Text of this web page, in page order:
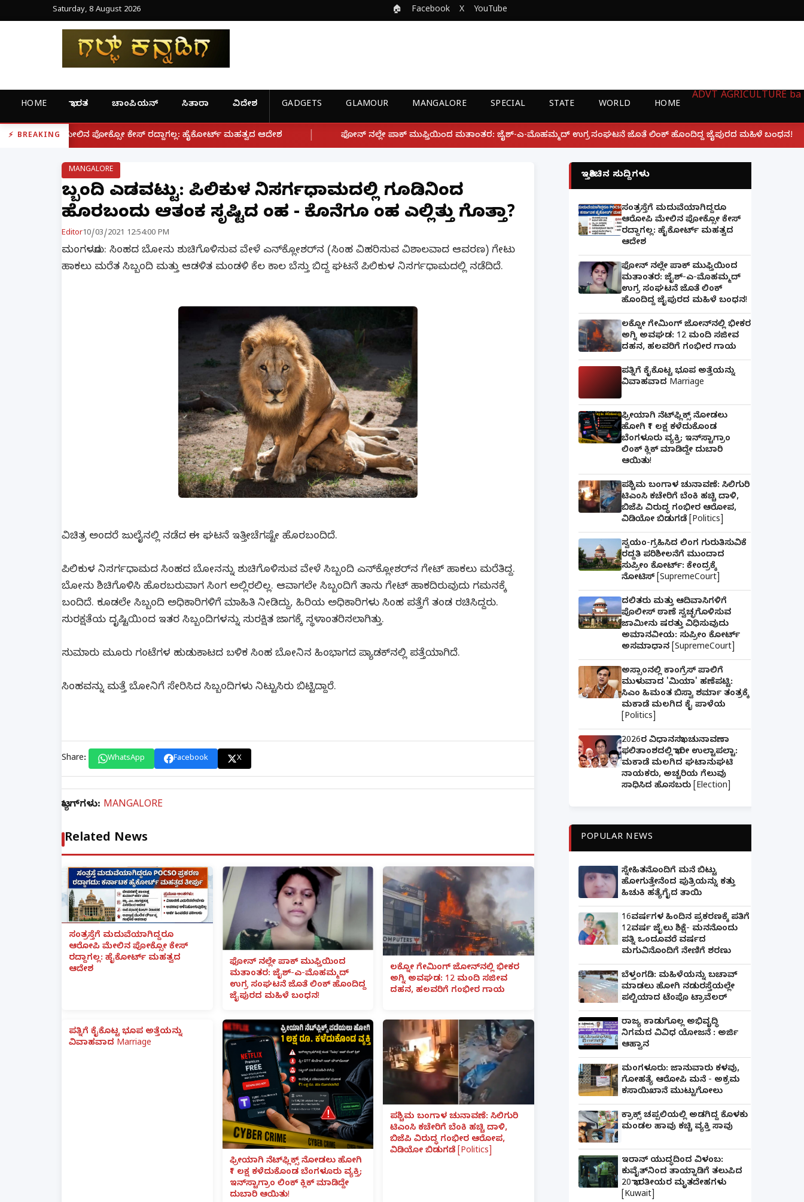
Saturday, 8 August 2026 🏠 Facebook X YouTube
HOME ಭಾರತ ಚಾಂಪಿಯನ್ ಸಿತಾರಾ ವಿದೇಶ GADGETS GLAMOUR MANGALORE SPECIAL STATE WORLD HOME
ADVT AGRICULTURE ba
BREAKING
ಕೇಸ್ ರದ್ದಾಗಲ್ಲ: ಹೈಕೋರ್ಟ್ ಮಹತ್ವದ ಆದೇಶ | ಫೋನ್ ನಲ್ಲೇ ಪಾಕ್ ಮುಫ್ತಿಯಿಂದ ಮತಾಂತರ: ಜೈಶ್-ಎ-ಮೊಹಮ್ಮದ್ ಉಗ್ರ ಸಂಘಟನೆ ಜೊತೆ ಲಿಂಕ್ ಹೊಂದಿದ್ದ ಜೈಪುರದ ಮಹಿಳೆ ಬಂಧನ! | ಲಕ್ನೋ
MANGALORE
ಸಿಬ್ಬಂದಿ ಎಡವಟ್ಟು: ಪಿಲಿಕುಳ ನಿಸರ್ಗಧಾಮದಲ್ಲಿ ಗೂಡಿನಿಂದ
ಹೊರಬಂದು ಆತಂಕ ಸೃಷ್ಟಿಸಿದ ಸಿಂಹ - ಕೊನೆಗೂ ಸಿಂಹ ಎಲ್ಲಿತ್ತು ಗೊತ್ತಾ?
Editor10/03/2021 12:54:00 PM
ಮಂಗಳೂರು: ಸಿಂಹದ ಬೋನು ಶುಚಿಗೊಳಿಸುವ ವೇಳೆ ಎನ್‌ಕ್ಲೋಶರ್‌ನ (ಸಿಂಹ ವಿಹರಿಸುವ ವಿಶಾಲವಾದ ಆವರಣ) ಗೇಟು
ಹಾಕಲು ಮರೆತ ಸಿಬ್ಬಂದಿ ಮತ್ತು ಆಡಳಿತ ಮಂಡಳಿ ಕೆಲ ಕಾಲ ಬೆಸ್ತು ಬಿದ್ದ ಘಟನೆ ಪಿಲಿಕುಳ ನಿಸರ್ಗಧಾಮದಲ್ಲಿ ನಡೆದಿದೆ.
ವಿಚಿತ್ರ ಅಂದರೆ ಜುಲೈನಲ್ಲಿ ನಡೆದ ಈ ಘಟನೆ ಇತ್ತೀಚೆಗಷ್ಟೇ ಹೊರಬಂದಿದೆ.
ಪಿಲಿಕುಳ ನಿಸರ್ಗಧಾಮದ ಸಿಂಹದ ಬೋನನ್ನು ಶುಚಿಗೊಳಿಸುವ ವೇಳೆ ಸಿಬ್ಬಂದಿ ಎನ್‌ಕ್ಲೋಶರ್‌ನ ಗೇಟ್ ಹಾಕಲು ಮರೆತಿದ್ದ.
ಬೋನು ಶಿಚಿಗೊಳಿಸಿ ಹೊರಬರುವಾಗ ಸಿಂಗ ಅಲ್ಲಿರಲಿಲ್ಲ. ಆವಾಗಲೇ ಸಿಬ್ಬಂದಿಗೆ ತಾನು ಗೇಟ್ ಹಾಕದಿರುವುದು ಗಮನಕ್ಕೆ
ಬಂದಿದೆ. ಕೂಡಲೇ ಸಿಬ್ಬಂದಿ ಅಧಿಕಾರಿಗಳಿಗೆ ಮಾಹಿತಿ ನೀಡಿದ್ದು, ಹಿರಿಯ ಅಧಿಕಾರಿಗಳು ಸಿಂಹ ಪತ್ತೆಗೆ ತಂಡ ರಚಿಸಿದ್ದರು.
ಸುರಕ್ಷತೆಯ ದೃಷ್ಟಿಯಿಂದ ಇತರ ಸಿಬ್ಬಂದಿಗಳನ್ನು ಸುರಕ್ಷಿತ ಜಾಗಕ್ಕೆ ಸ್ಥಳಾಂತರಿಸಲಾಗಿತ್ತು.
ಸುಮಾರು ಮೂರು ಗಂಟೆಗಳ ಹುಡುಕಾಟದ ಬಳಿಕ ಸಿಂಹ ಬೋನಿನ ಹಿಂಭಾಗದ ಪ್ಯಾಡಕ್‌ನಲ್ಲಿ ಪತ್ತೆಯಾಗಿದೆ.
ಸಿಂಹವನ್ನು ಮತ್ತೆ ಬೋನಿಗೆ ಸೇರಿಸಿದ ಸಿಬ್ಬಂದಿಗಳು ನಿಟ್ಟುಸಿರು ಬಿಟ್ಟಿದ್ದಾರೆ.
Share: WhatsApp Facebook X
ಟ್ಯಾಗ್‌ಗಳು: MANGALORE
Related News
ಸಂತ್ರಸ್ತೆಗೆ ಮದುವೆಯಾಗಿದ್ದರೂ
ಆರೋಪಿ ಮೇಲಿನ ಪೋಕ್ಸೋ ಕೇಸ್
ರದ್ದಾಗಲ್ಲ: ಹೈಕೋರ್ಟ್ ಮಹತ್ವದ
ಆದೇಶ
ಫೋನ್ ನಲ್ಲೇ ಪಾಕ್ ಮುಫ್ತಿಯಿಂದ
ಮತಾಂತರ: ಜೈಶ್-ಎ-ಮೊಹಮ್ಮದ್
ಉಗ್ರ ಸಂಘಟನೆ ಜೊತೆ ಲಿಂಕ್ ಹೊಂದಿದ್ದ
ಜೈಪುರದ ಮಹಿಳೆ ಬಂಧನ!
ಲಕ್ನೋ ಗೇಮಿಂಗ್ ಜೋನ್‌ನಲ್ಲಿ ಭೀಕರ
ಅಗ್ನಿ ಅವಘಡ: 12 ಮಂದಿ ಸಜೀವ
ದಹನ, ಹಲವರಿಗೆ ಗಂಭೀರ ಗಾಯ
ಪತ್ನಿಗೆ ಕೈಕೊಟ್ಟ ಭೂಪ ಅತ್ತೆಯನ್ನು
ವಿವಾಹವಾದ Marriage
ಫ್ರೀಯಾಗಿ ನೆಟ್‌ಫ್ಲಿಕ್ಸ್ ನೋಡಲು ಹೋಗಿ
₹1 ಲಕ್ಷ ಕಳೆದುಕೊಂಡ ಬೆಂಗಳೂರು ವ್ಯಕ್ತಿ;
ಇನ್‌ಸ್ಟಾಗ್ರಾಂ ಲಿಂಕ್ ಕ್ಲಿಕ್ ಮಾಡಿದ್ದೇ
ದುಬಾರಿ ಆಯಿತು!
ಪಶ್ಚಿಮ ಬಂಗಾಳ ಚುನಾವಣೆ: ಸಿಲಿಗುರಿ
ಟಿಎಂಸಿ ಕಚೇರಿಗೆ ಬೆಂಕಿ ಹಚ್ಚಿ ದಾಳಿ,
ಬಿಜೆಪಿ ವಿರುದ್ಧ ಗಂಭೀರ ಆರೋಪ,
ವಿಡಿಯೋ ಬಿಡುಗಡೆ [Politics]
ಇತ್ತೀಚಿನ ಸುದ್ದಿಗಳು
ಸಂತ್ರಸ್ತೆಗೆ ಮದುವೆಯಾಗಿದ್ದರೂ
ಆರೋಪಿ ಮೇಲಿನ ಪೋಕ್ಸೋ ಕೇಸ್
ರದ್ದಾಗಲ್ಲ: ಹೈಕೋರ್ಟ್ ಮಹತ್ವದ
ಆದೇಶ
ಫೋನ್ ನಲ್ಲೇ ಪಾಕ್ ಮುಫ್ತಿಯಿಂದ
ಮತಾಂತರ: ಜೈಶ್-ಎ-ಮೊಹಮ್ಮದ್
ಉಗ್ರ ಸಂಘಟನೆ ಜೊತೆ ಲಿಂಕ್
ಹೊಂದಿದ್ದ ಜೈಪುರದ ಮಹಿಳೆ ಬಂಧನ!
ಲಕ್ನೋ ಗೇಮಿಂಗ್ ಜೋನ್‌ನಲ್ಲಿ ಭೀಕರ
ಅಗ್ನಿ ಅವಘಡ: 12 ಮಂದಿ ಸಜೀವ
ದಹನ, ಹಲವರಿಗೆ ಗಂಭೀರ ಗಾಯ
ಪತ್ನಿಗೆ ಕೈಕೊಟ್ಟ ಭೂಪ ಅತ್ತೆಯನ್ನು
ವಿವಾಹವಾದ Marriage
ಫ್ರೀಯಾಗಿ ನೆಟ್‌ಫ್ಲಿಕ್ಸ್ ನೋಡಲು
ಹೋಗಿ ₹1 ಲಕ್ಷ ಕಳೆದುಕೊಂಡ
ಬೆಂಗಳೂರು ವ್ಯಕ್ತಿ; ಇನ್‌ಸ್ಟಾಗ್ರಾಂ
ಲಿಂಕ್ ಕ್ಲಿಕ್ ಮಾಡಿದ್ದೇ ದುಬಾರಿ
ಆಯಿತು!
ಪಶ್ಚಿಮ ಬಂಗಾಳ ಚುನಾವಣೆ: ಸಿಲಿಗುರಿ
ಟಿಎಂಸಿ ಕಚೇರಿಗೆ ಬೆಂಕಿ ಹಚ್ಚಿ ದಾಳಿ,
ಬಿಜೆಪಿ ವಿರುದ್ಧ ಗಂಭೀರ ಆರೋಪ,
ವಿಡಿಯೋ ಬಿಡುಗಡೆ [Politics]
ಸ್ವಯಂ-ಗ್ರಹಿಸಿದ ಲಿಂಗ ಗುರುತಿಸುವಿಕೆ
ರದ್ದತಿ ಪರಿಶೀಲನೆಗೆ ಮುಂದಾದ
ಸುಪ್ರೀಂ ಕೋರ್ಟ್: ಕೇಂದ್ರಕ್ಕೆ
ನೋಟಿಸ್ [SupremeCourt]
ದಲಿತರು ಮತ್ತು ಆದಿವಾಸಿಗಳಿಗೆ
ಪೊಲೀಸ್ ಠಾಣೆ ಸ್ವಚ್ಛಗೊಳಿಸುವ
ಜಾಮೀನು ಷರತ್ತು ವಿಧಿಸುವುದು
ಅಮಾನವೀಯ: ಸುಪ್ರೀಂ ಕೋರ್ಟ್
ಅಸಮಾಧಾನ [SupremeCourt]
ಅಸ್ಸಾಂನಲ್ಲಿ ಕಾಂಗ್ರೆಸ್ ಪಾಲಿಗೆ
ಮುಳುವಾದ 'ಮಿಯಾ' ಹಣೆಪಟ್ಟಿ:
ಸಿಎಂ ಹಿಮಂತ ಬಿಸ್ವಾ ಶರ್ಮಾ ತಂತ್ರಕ್ಕೆ
ಮಕಾಡೆ ಮಲಗಿದ ಕೈ ಪಾಳೆಯ
[Politics]
2026ರ ವಿಧಾನಸಭಾ ಚುನಾವಣಾ
ಫಲಿತಾಂಶದಲ್ಲಿ ಭಾರೀ ಉಲ್ಟಾಪಲ್ಟಾ:
ಮಕಾಡೆ ಮಲಗಿದ ಘಟಾನುಘಟಿ
ನಾಯಕರು, ಅಚ್ಚರಿಯ ಗೆಲುವು
ಸಾಧಿಸಿದ ಹೊಸಬರು [Election]
POPULAR NEWS
ಸ್ನೇಹಿತನೊಂದಿಗೆ ಮನೆ ಬಿಟ್ಟು
ಹೋಗುತ್ತೇನೆಂದ ಪುತ್ರಿಯನ್ನು ಕತ್ತು
ಹಿಚುಕಿ ಹತ್ಯೆಗೈದ ತಾಯಿ
16ವರ್ಷಗಳ ಹಿಂದಿನ ಪ್ರಕರಣಕ್ಕೆ ಪತಿಗೆ
12ವರ್ಷ ಜೈಲು ಶಿಕ್ಷೆ- ಮನನೊಂದು
ಪತ್ನಿ ಒಂದೂವರೆ ವರ್ಷದ
ಮಗುವಿನೊಂದಿಗೆ ನೇಣಿಗೆ ಶರಣು
ಬೆಳ್ತಂಗಡಿ: ಮಹಿಳೆಯನ್ನು ಬಚಾವ್
ಮಾಡಲು ಹೋಗಿ ನಡುರಸ್ತೆಯಲ್ಲೇ
ಪಲ್ಟಿಯಾದ ಟೆಂಪೊ ಟ್ರಾವೆಲರ್
ರಾಜ್ಯ ಕಾಡುಗೊಲ್ಲ ಅಭಿವೃದ್ಧಿ
ನಿಗಮದ ವಿವಿಧ ಯೋಜನೆ : ಅರ್ಜಿ
ಆಹ್ವಾನ
ಮಂಗಳೂರು: ಜಾನುವಾರು ಕಳವು,
ಗೋಹತ್ಯೆ ಆರೋಪಿ ಮನೆ - ಅಕ್ರಮ
ಕಸಾಯಿಖಾನೆ ಮುಟ್ಟುಗೋಲು
ಕ್ರಾಕ್ಸ್ ಚಪ್ಪಲಿಯಲ್ಲಿ ಅಡಗಿದ್ದ ಕೊಳಕು
ಮಂಡಲ ಹಾವು ಕಚ್ಚಿ ವ್ಯಕ್ತಿ ಸಾವು
ಇರಾನ್ ಯುದ್ಧದಿಂದ ವಿಳಂಬ:
ಕುವೈತ್‌ನಿಂದ ತಾಯ್ನಾಡಿಗೆ ತಲುಪಿದ
20 ಭಾರತೀಯರ ಮೃತದೇಹಗಳು
[Kuwait]